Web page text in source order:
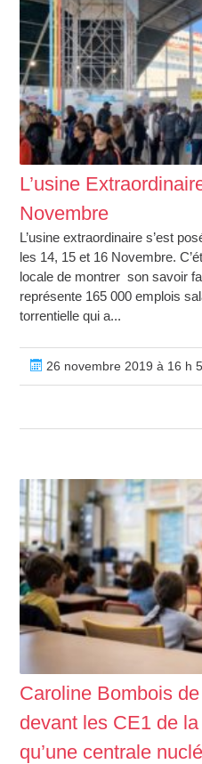
L’usine
Novembre
L’usine extraordinaire s’est
les 14, 15 et 16 Novembre.
locale de montrer son savoir
représente 165 000 emplois
torrentielle qui a...
26 novembre 2019 à 16 h
Caroline Bombois
devant les CE1 de
qu’une centrale